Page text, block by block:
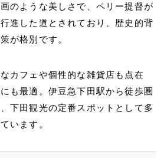
のような美しさで、ペリー提督が
進した道とされており、歴史的背
が格別です。
カフェや個性的な雑貨店も点在
も最適。伊豆急下田駅から徒歩圏
下田観光の定番スポットとして多
います。